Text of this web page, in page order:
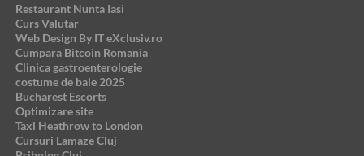
Restaurant Nunta Iasi
Curs Valutar
Web Design By IT eXclusiv.ro
Cumpara Bitcoin Romania
Clinica gastroenterologie
costume de baie 2025
Bucharest Escorts
Optimizare site
Taxi Heathrow to London
Cursuri Lamaze Cluj